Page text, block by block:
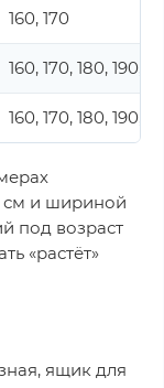
160, 170
160, 170, 180, 190,
160, 170, 180, 190,
см и шириной
под возраст
«растёт»
ящик для